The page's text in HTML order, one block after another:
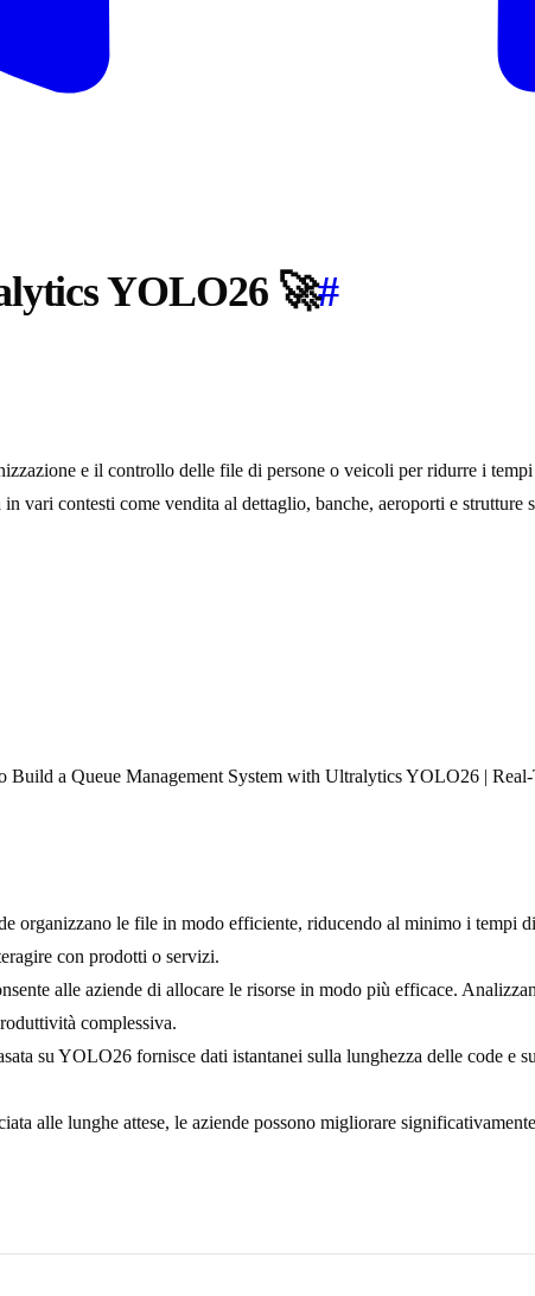
YOLO26 🚀#
e il controllo delle file di persone o veicoli per ridurre i
vari contesti come vendita al dettaglio, banche, aeroporti e strutture
Build a Queue Management System with Ultralytics YOLO26 |
organizzano le file in modo efficiente, riducendo al minimo i
con prodotti o servizi.
alle aziende di allocare le risorse in modo più efficace.
complessiva.
su YOLO26 fornisce dati istantanei sulla lunghezza delle code e
alle lunghe attese, le aziende possono migliorare